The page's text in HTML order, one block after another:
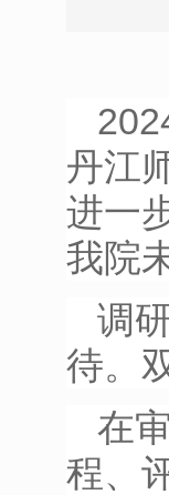
丹江
进一
我院
调
待。
在
程、